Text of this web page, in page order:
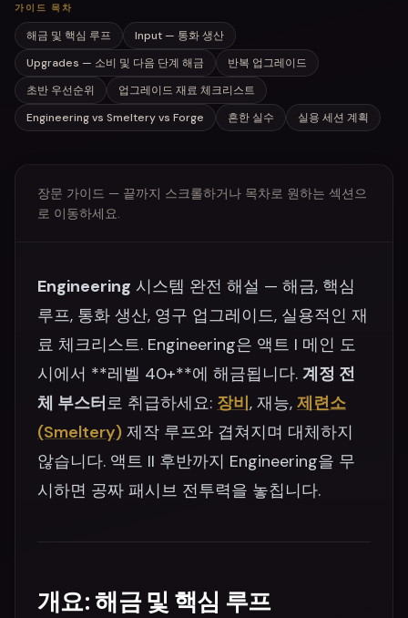
가이드 목차
해금 및 핵심 루프
Input — 통화 생산
Upgrades — 소비 및 다음 단계 해금
반복 업그레이드
초반 우선순위
업그레이드 재료 체크리스트
Engineering vs Smeltery vs Forge
흔한 실수 실용 세션 계획
장문 가이드 — 끝까지 스크롤하거나 목차로 원하는 섹션으
로 이동하세요.
Engineering 시스템 완전 해설 — 해금, 핵심
루프, 통화 생산, 영구 업그레이드, 실용적인 재
료 체크리스트. Engineering은 액트 I 메인 도
시에서 **레벨 40+**에 해금됩니다. 계정 전
체 부스터로 취급하세요: 장비, 재능, 제련소
(Smeltery) 제작 루프와 겹쳐지며 대체하지
않습니다. 액트 II 후반까지 Engineering을 무
시하면 공짜 패시브 전투력을 놓칩니다.
개요: 해금 및 핵심 루프